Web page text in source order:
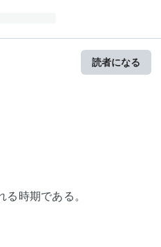
読者になる
る時期である。